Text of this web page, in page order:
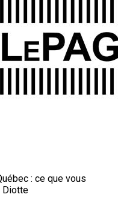
: ce que vous
Diotte